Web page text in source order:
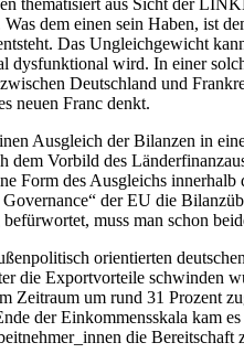
thematisiert aus Sicht der
dem einen sein Haben, ist
Das Ungleichgewicht
dysfunktional wird. In einer
Deutschland und
neuen Franc denkt.
Ausgleich der Bilanzen in
dem Vorbild des
Form des Ausgleichs
der EU die
muss man schon
orientierten
die Exportvorteile schwinden
Zeitraum um rund 31 Prozent
der Einkommensskala kam
die